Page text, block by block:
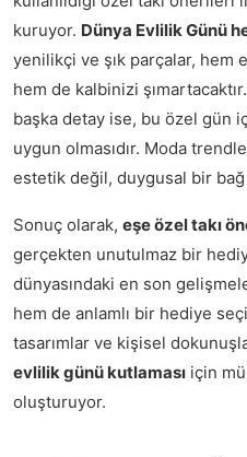
kuruyor. Dünya Evlilik Günü
yenilikçi ve şık parçalar,
hem de kalbinizi
başka detay ise, bu özel gün
uygun olmasıdır. Moda
estetik değil, duygusal bir bağ
Sonuç olarak, eşe özel takı
gerçekten unutulmaz bir
dünyasındaki en son
hem de anlamlı bir hediye
tasarımlar ve kişisel
evlilik günü kutlaması için
oluşturuyor.